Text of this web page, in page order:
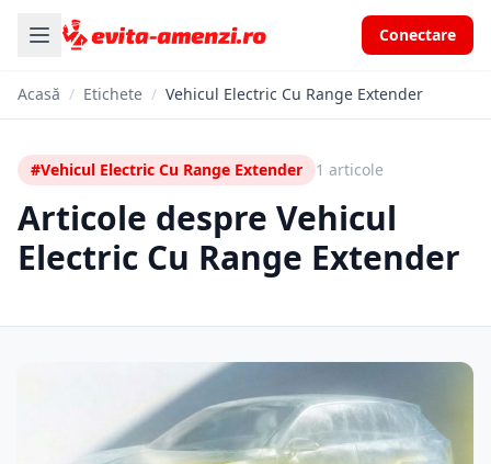
Conectare
Acasă / Etichete / Vehicul Electric Cu Range Extender
#Vehicul Electric Cu Range Extender 1 articole
Articole despre Vehicul
Electric Cu Range Extender